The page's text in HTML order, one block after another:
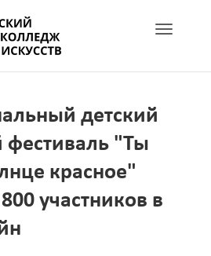
Toggle
детский
"Ты
красное"
участников в